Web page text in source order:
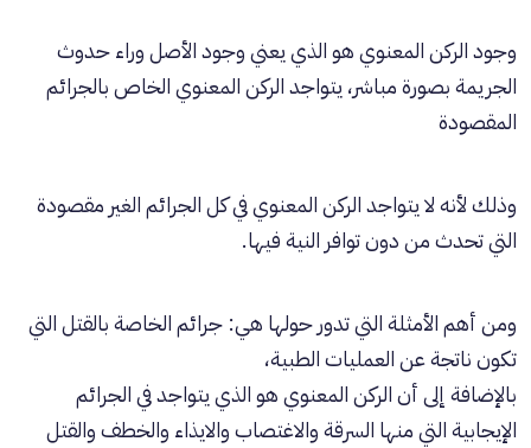
وجود الركن المعنوي هو الذي يعني وجود الأصل وراء حدوث
الجريمة بصورة مباشر، يتواجد الركن المعنوي الخاص بالجرائم
المقصودة
وذلك لأنه لا يتواجد الركن المعنوي في كل الجرائم الغير مقصودة
التي تحدث من دون توافر النية فيها.
ومن أهم الأمثلة التي تدور حولها هي: جرائم الخاصة بالقتل التي
تكون ناتجة عن العمليات الطبية،
بالإضافة إلى أن الركن المعنوي هو الذي يتواجد في الجرائم
الإيجابية التي منها السرقة والاغتصاب والايذاء والخطف والقتل